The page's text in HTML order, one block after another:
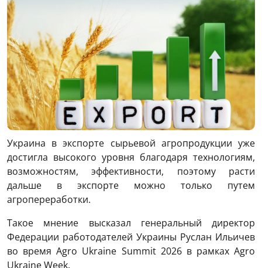
Украина в экспорте сырьевой агропродукции уже
достигла высокого уровня благодаря технологиям,
возможностям, эффективности, поэтому расти
дальше в экспорте можно только путем
агропереработки.
Такое мнение высказал генеральный директор
Федерации работодателей Украины Руслан Ильичев
во время Agro Ukraine Summit 2026 в рамках Agro
Ukraine Week.